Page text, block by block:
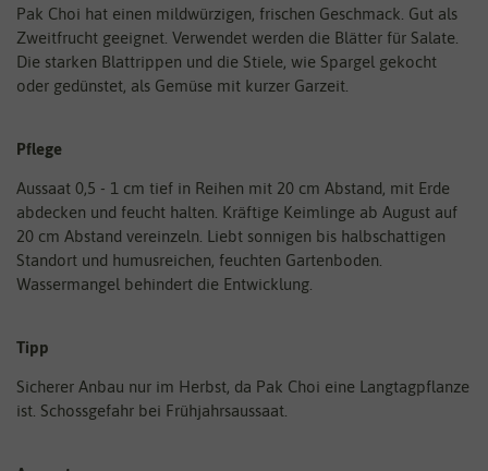
Pak Choi hat einen mildwürzigen, frischen Geschmack. Gut als
Zweitfrucht geeignet. Verwendet werden die Blätter für Salate.
Die starken Blattrippen und die Stiele, wie Spargel gekocht
oder gedünstet, als Gemüse mit kurzer Garzeit.
Pflege
Aussaat 0,5 - 1 cm tief in Reihen mit 20 cm Abstand, mit Erde
abdecken und feucht halten. Kräftige Keimlinge ab August auf
20 cm Abstand vereinzeln. Liebt sonnigen bis halbschattigen
Standort und humusreichen, feuchten Gartenboden.
Wassermangel behindert die Entwicklung.
Tipp
Sicherer Anbau nur im Herbst, da Pak Choi eine Langtagpflanze
ist. Schossgefahr bei Frühjahrsaussaat.